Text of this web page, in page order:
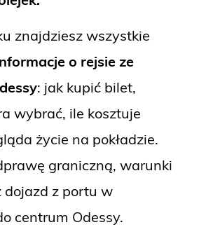
znajdziesz wszystkie
o rejsie ze
: jak kupić bilet,
wybrać, ile kosztuje
życie na pokładzie.
graniczną, warunki
z portu w
centrum Odessy.